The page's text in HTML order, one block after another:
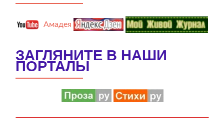
Амадея
ЗАГЛЯНИТЕ В НАШИ
ПОРТАЛЫ